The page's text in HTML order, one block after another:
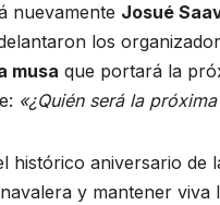
nuevamente Josué
los
musa que portará la
«¿Quién será la
histórico aniversario de
y mantener